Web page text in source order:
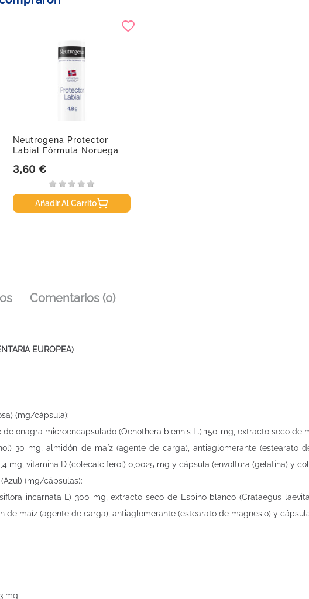
Neutrogena Protector
Labial Fórmula Noruega
Precio
3,60 €
Añadir Al Carrito
Comentarios (0)
EUROPEA)
(mg/cápsula):
de onagra microencapsulado (Oenothera biennis L.) 150 mg, extracto seco
30 mg, almidón de maíz (agente de carga), antiaglomerante (estearato
mg, vitamina D (colecalciferol) 0,0025 mg y cápsula (envoltura (gelatina) y
(mg/cápsulas):
incarnata L) 300 mg, extracto seco de Espino blanco (Crataegus
de maíz (agente de carga), antiaglomerante (estearato de magnesio) y
mg